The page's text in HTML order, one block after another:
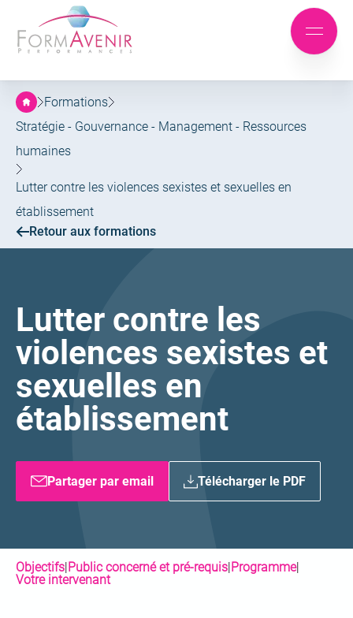
Aller
au
menu
Aller
au
contenu
Formavenir
Performances
Mobile
menu
Formations
Stratégie - Gouvernance - Management - Ressources
humaines
Lutter contre les violences sexistes et sexuelles en
établissement
Retour aux formations
Lutter contre les
violences sexistes et
sexuelles en
établissement
Partager par email Télécharger le PDF
Objectifs|Public concerné et pré-requis|Programme|
Votre intervenant